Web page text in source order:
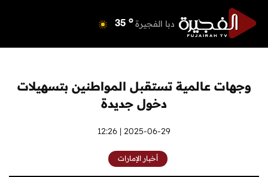
دبا الفجيرة 35 o
أم القيوين o
راس الخيمة 41 o
الفجيرة 34 o
وجهات عالمية تستقبل المواطنين بتسهيلات
دخول جديدة
2025-06-29 | 12:26
أخبار الإمارات